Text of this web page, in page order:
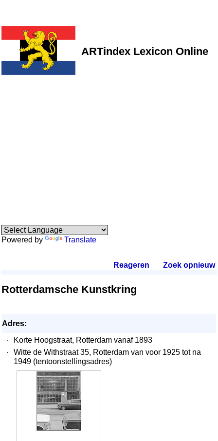
ARTindex Lexicon Online
Powered by Translate
Reageren Zoek opnieuw.
Rotterdamsche Kunstkring
Adres:
·
Korte Hoogstraat, Rotterdam vanaf 1893
·
Witte de Withstraat 35, Rotterdam van voor 1925 tot na
1949 (tentoonstellingsadres)